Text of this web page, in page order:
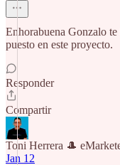
Enhorabuena Gonzalo
puesto en este proyecto.
Responder
Compartir
Toni Herrera 🎩
Jan 12